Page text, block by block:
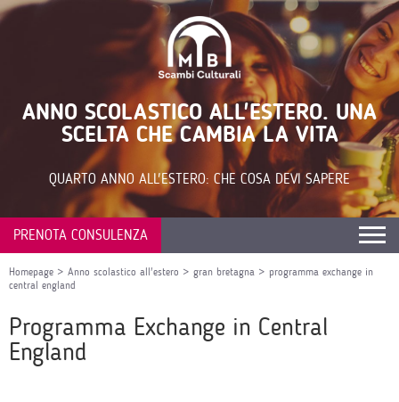
ANNO SCOLASTICO ALL'ESTERO. UNA
SCELTA CHE CAMBIA LA VITA
QUARTO ANNO ALL'ESTERO: CHE COSA DEVI SAPERE
PRENOTA CONSULENZA
Homepage > Anno scolastico all'estero > gran bretagna > programma exchange in
central england
Programma Exchange in Central
England